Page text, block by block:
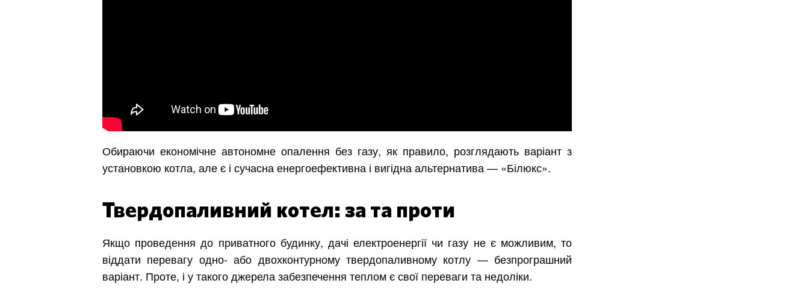
Обираючи економічне автономне опалення без газу, як правило, розглядають варіант з
установкою котла, але є і сучасна енергоефективна і вигідна альтернатива — «Білюкс».
Твердопаливний котел: за та проти
Якщо проведення до приватного будинку, дачі електроенергії чи газу не є можливим, то
віддати перевагу одно- або двохконтурному твердопаливному котлу — безпрограшний
варіант. Проте, і у такого джерела забезпечення теплом є свої переваги та недоліки.